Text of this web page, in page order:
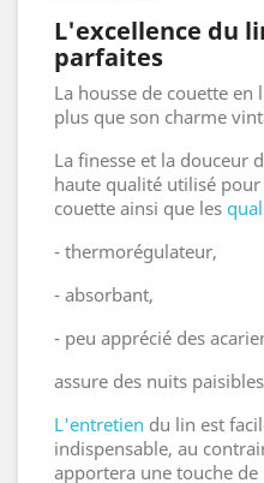
L'excellence du
parfaites
La housse de couette
plus que son charme
La finesse et la douceur
haute qualité utilisé
couette ainsi que les
- thermorégulateur,
- absorbant,
- peu apprécié des
assure des nuits
L'entretien du lin est
indispensable, au
apportera une touche